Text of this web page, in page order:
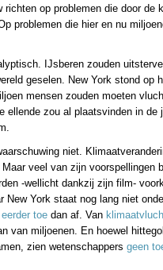
richten op problemen die door de
problemen die hier en nu
IJsberen zouden
geselen. New York stond op
mensen zouden moeten
ellende zou al plaatsvinden in de
niet.
veel van zijn voorspellingen
-wellicht dankzij zijn film-
New York staat nog lang niet
toe dan af. Van
van miljoenen. En hoewel
zien wetenschappers geen